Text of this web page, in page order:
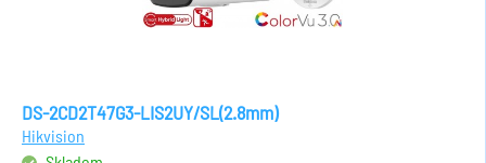
DS-2CD2T47G3-LIS2UY/SL(2.8mm)
Hikvision